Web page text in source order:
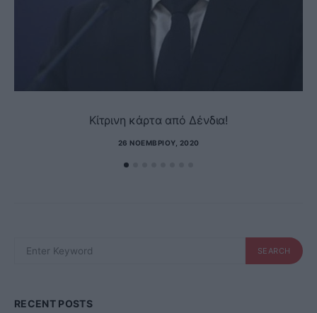
Kίτρινη κάρτα από Δένδια!
26 ΝΟΕΜΒΡΊΟΥ, 2020
FOR:
SEARCH
RECENT POSTS